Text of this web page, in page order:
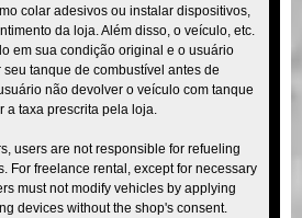
colar adesivos ou instalar dispositivos,
da loja. Além disso, o veículo, etc.
em sua condição original e o usuário
tanque de combustível antes de
não devolver o veículo com tanque
a taxa prescrita pela loja.
users are not responsible for refueling
For freelance rental, except for necessary
must not modify vehicles by applying
devices without the shop's consent.